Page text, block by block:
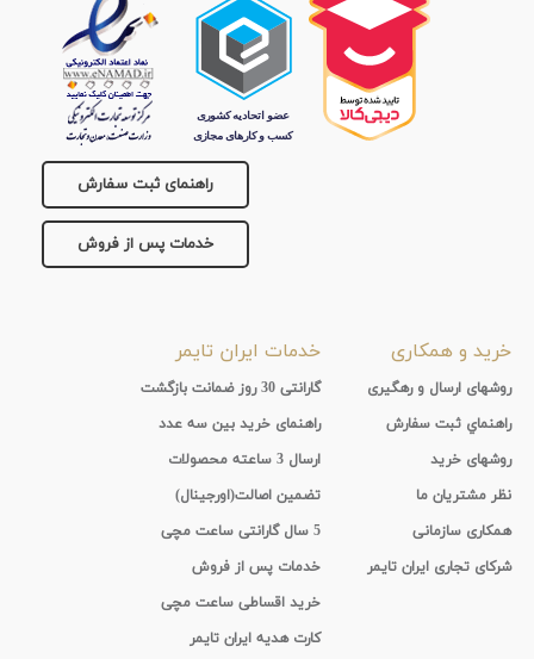
راهنمای ثبت سفارش
خدمات پس از فروش
خرید و همکاری
روشهای ارسال و رهگیری
راهنماي ثبت سفارش
روشهای خرید
نظر مشتریان ما
همکاری سازمانی
شرکای تجاری ایران تایمر
خدمات ایران تایمر
گارانتی 30 روز ضمانت بازگشت
راهنمای خرید بین سه عدد
ارسال 3 ساعته محصولات
تضمین اصالت(اورجینال)
5 سال گارانتی ساعت مچی
خدمات پس از فروش
خرید اقساطی ساعت مچی
کارت هدیه ایران تایمر